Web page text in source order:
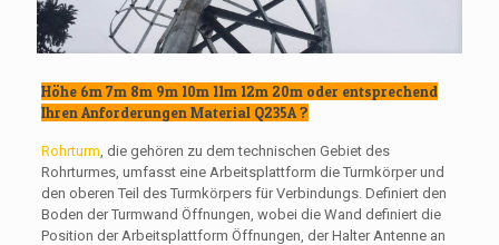
Höhe 6m 7m 8m 9m 10m 11m 12m 20m oder entsprechend
Ihren Anforderungen Material Q235A ?
Rohrturm , die gehören zu dem technischen Gebiet des
Rohrturmes, umfasst eine Arbeitsplattform die Turmkörper und
den oberen Teil des Turmkörpers für Verbindungs. Definiert den
Boden der Turmwand Öffnungen, wobei die Wand definiert die
Position der Arbeitsplattform Öffnungen, der Halter Antenne an